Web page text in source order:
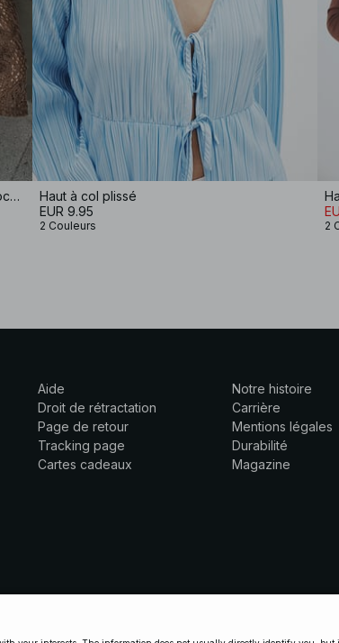
Haut boutonné sur le devant en maille crochetée
Haut à col plissé
EUR 9.95
2 Couleurs 2
Aide
Droit de rétractation
Page de retour
Tracking page
Cartes cadeaux
Notre histoire
Carrière
Mentions légales
Durabilité
Magazine